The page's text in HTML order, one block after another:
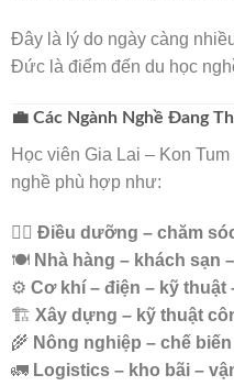
Đây là lý do ngày càng
Đức là điểm đến du học
💼 Các Ngành Nghề Đang
Học viên Gia Lai – Kon
nghề phù hợp như:
👩‍⚕️ Điều dưỡng – chăm
🍽️ Nhà hàng – khách sạn
⚙️ Cơ khí – điện – kỹ thuật
🏗️ Xây dựng – kỹ thuật
🌾 Nông nghiệp – chế
🚛 Logistics – kho bãi –